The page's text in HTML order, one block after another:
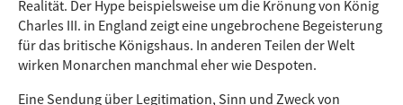
Realität. Der Hype beispielsweise um die Krönung von König
Charles III. in England zeigt eine ungebrochene Begeisterung
für das britische Königshaus. In anderen Teilen der Welt
wirken Monarchen manchmal eher wie Despoten.
Eine Sendung über Legitimation, Sinn und Zweck von